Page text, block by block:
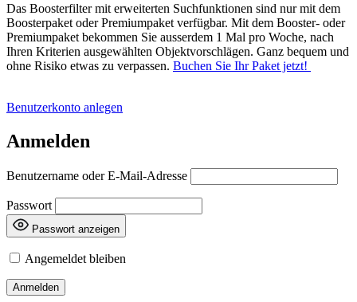
Das Boosterfilter mit erweiterten Suchfunktionen sind nur mit dem
Boosterpaket oder Premiumpaket verfügbar. Mit dem Booster- oder
Premiumpaket bekommen Sie ausserdem 1 Mal pro Woche, nach
Ihren Kriterien ausgewählten Objektvorschlägen. Ganz bequem und
ohne Risiko etwas zu verpassen. Buchen Sie Ihr Paket jetzt!
Benutzerkonto anlegen
Anmelden
Benutzername oder E-Mail-Adresse
Passwort
Passwort anzeigen
Angemeldet bleiben